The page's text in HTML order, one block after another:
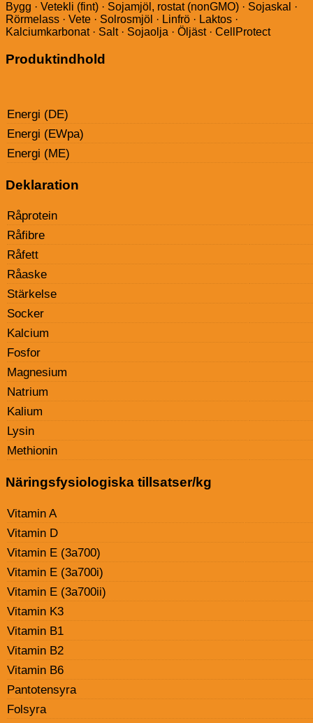
Bygg · Vetekli (fint) · Sojamjöl, rostat (nonGMO) · Sojaskal ·
Rörmelass · Vete · Solrosmjöl · Linfrö · Laktos ·
Kalciumkarbonat · Salt · Sojaolja · Öljäst · CellProtect
Produktindhold
Energi (DE)
Energi (EWpa)
Energi (ME)
Deklaration
Råprotein
Råfibre
Råfett
Råaske
Stärkelse
Socker
Kalcium
Fosfor
Magnesium
Natrium
Kalium
Lysin
Methionin
Näringsfysiologiska tillsatser/kg
Vitamin A
Vitamin D
Vitamin E (3a700)
Vitamin E (3a700i)
Vitamin E (3a700ii)
Vitamin K3
Vitamin B1
Vitamin B2
Vitamin B6
Pantotensyra
Folsyra